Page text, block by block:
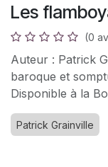
Les
(0
Auteur : Patrick
baroque et
Disponible à la
Patrick Grainville